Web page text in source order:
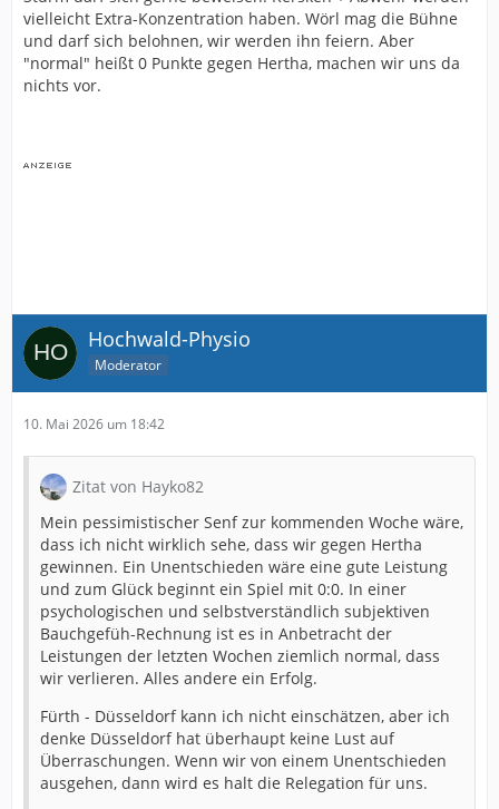
vielleicht Extra-Konzentration haben. Wörl mag die Bühne
und darf sich belohnen, wir werden ihn feiern. Aber
"normal" heißt 0 Punkte gegen Hertha, machen wir uns da
nichts vor.
Hochwald-Physio
Moderator
10. Mai 2026 um 18:42
Zitat von Hayko82
Mein pessimistischer Senf zur kommenden Woche wäre,
dass ich nicht wirklich sehe, dass wir gegen Hertha
gewinnen. Ein Unentschieden wäre eine gute Leistung
und zum Glück beginnt ein Spiel mit 0:0. In einer
psychologischen und selbstverständlich subjektiven
Bauchgefüh-Rechnung ist es in Anbetracht der
Leistungen der letzten Wochen ziemlich normal, dass
wir verlieren. Alles andere ein Erfolg.
Fürth - Düsseldorf kann ich nicht einschätzen, aber ich
denke Düsseldorf hat überhaupt keine Lust auf
Überraschungen. Wenn wir von einem Unentschieden
ausgehen, dann wird es halt die Relegation für uns.